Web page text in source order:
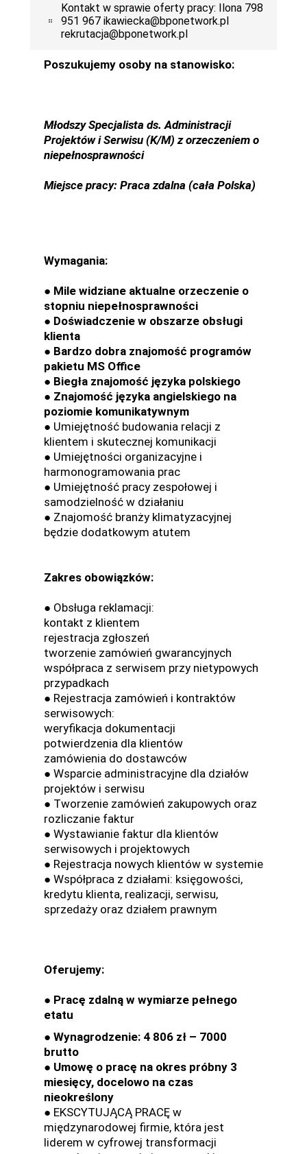
Kontakt w sprawie oferty pracy: Ilona 798
951 967 ikawiecka@bponetwork.pl
rekrutacja@bponetwork.pl
Poszukujemy osoby na stanowisko:
Młodszy Specjalista ds. Administracji
Projektów i Serwisu (K/M) z orzeczeniem o
niepełnosprawności
Miejsce pracy: Praca zdalna (cała Polska)
Wymagania:
● Mile widziane aktualne orzeczenie o
stopniu niepełnosprawności
● Doświadczenie w obszarze obsługi
klienta
● Bardzo dobra znajomość programów
pakietu MS Office
● Biegła znajomość języka polskiego
● Znajomość języka angielskiego na
poziomie komunikatywnym
● Umiejętność budowania relacji z
klientem i skutecznej komunikacji
● Umiejętności organizacyjne i
harmonogramowania prac
● Umiejętność pracy zespołowej i
samodzielność w działaniu
● Znajomość branży klimatyzacyjnej
będzie dodatkowym atutem
Zakres obowiązków:
● Obsługa reklamacji:
kontakt z klientem
rejestracja zgłoszeń
tworzenie zamówień gwarancyjnych
współpraca z serwisem przy nietypowych
przypadkach
● Rejestracja zamówień i kontraktów
serwisowych:
weryfikacja dokumentacji
potwierdzenia dla klientów
zamówienia do dostawców
● Wsparcie administracyjne dla działów
projektów i serwisu
● Tworzenie zamówień zakupowych oraz
rozliczanie faktur
● Wystawianie faktur dla klientów
serwisowych i projektowych
● Rejestracja nowych klientów w systemie
● Współpraca z działami: księgowości,
kredytu klienta, realizacji, serwisu,
sprzedaży oraz działem prawnym
Oferujemy:
● Pracę zdalną w wymiarze pełnego
etatu
● Wynagrodzenie: 4 806 zł – 7000
brutto
● Umowę o pracę na okres próbny 3
miesięcy, docelowo na czas
nieokreślony
● EKSCYTUJĄCĄ PRACĘ w
międzynarodowej firmie, która jest
liderem w cyfrowej transformacji